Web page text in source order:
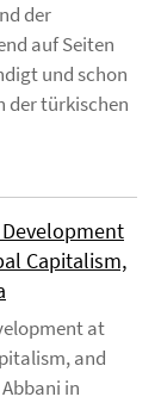
der
auf Seiten
und schon
der türkischen
Capitalism,
at
and
in